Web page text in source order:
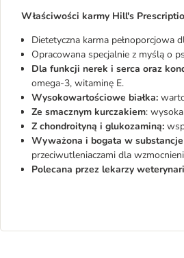
Właściwości karmy Hill's
Dietetyczna karma pełnoporcjowa
Opracowana specjalnie z myślą o
Dla funkcji nerek i serca oraz
omega-3, witaminę E.
Wysokowartościowe białka:
Ze smacznym kurczakiem:
Z chondroityną i glukozaminą:
Wyważona i bogata w
przeciwutleniaczami dla
Polecana przez lekarzy